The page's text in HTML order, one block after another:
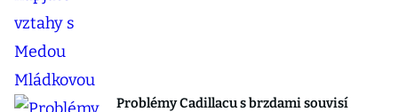
Problémy Cadillacu s brzdami souvisí